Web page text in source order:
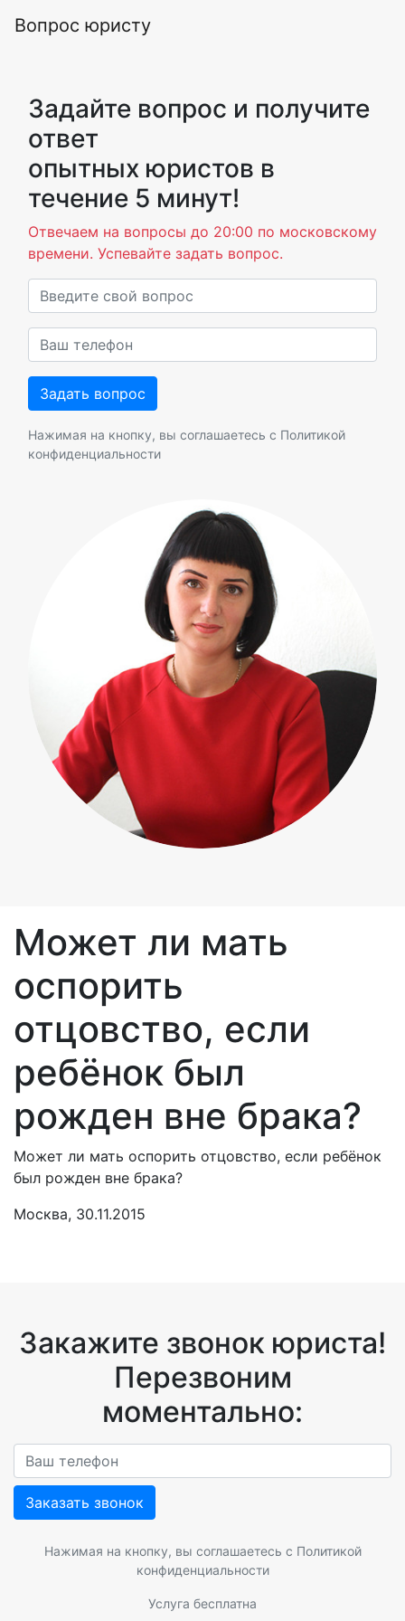
Вопрос юристу
Задайте вопрос и получите
ответ
опытных юристов в
течение 5 минут!
Отвечаем на вопросы до 20:00 по московскому
времени. Успевайте задать вопрос.
Нажимая на кнопку, вы соглашаетесь с Политикой
конфиденциальности
Может ли мать
оспорить
отцовство, если
ребёнок был
рожден вне брака?
Может ли мать оспорить отцовство, если ребёнок
был рожден вне брака?
Москва, 30.11.2015
Закажите звонок юриста!
Перезвоним
моментально:
Заказать звонок
Нажимая на кнопку, вы соглашаетесь с Политикой
конфиденциальности
Услуга бесплатна